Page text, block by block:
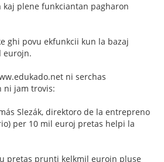
plene funkciantan pagharon
ghi povu ekfunkcii kun la bazaj
eurojn.
ni serchas
ni jam trovis:
Slezák, direktoro de la entrepreno
per 10 mil euroj pretas helpi la
pretas prunti kelkmil eurojn pluse